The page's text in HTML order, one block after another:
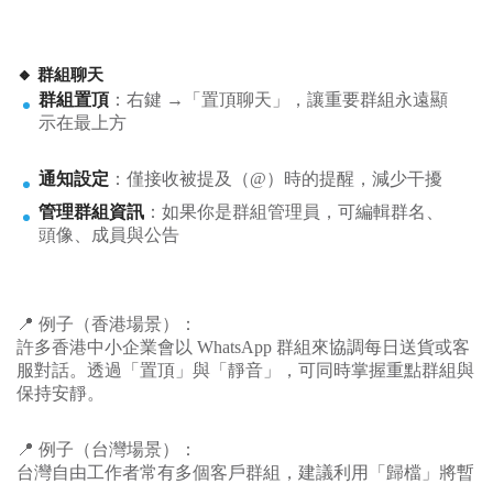
🔸 群組聊天
群組置頂 ：右鍵 →「置頂聊天」，讓重要群組永遠顯
示在最上方
通知設定 ：僅接收被提及（@）時的提醒，減少干擾
管理群組資訊 ：如果你是群組管理員，可編輯群名、
頭像、成員與公告
📍 例子（香港場景）：
許多香港中小企業會以 WhatsApp 群組來協調每日送貨或客
服對話。透過「置頂」與「靜音」，可同時掌握重點群組與
保持安靜。
📍 例子（台灣場景）：
台灣自由工作者常有多個客戶群組，建議利用「歸檔」將暫